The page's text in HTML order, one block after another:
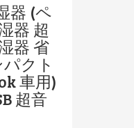
器 (ペ
器 超
器 省
クト
車用)
超音